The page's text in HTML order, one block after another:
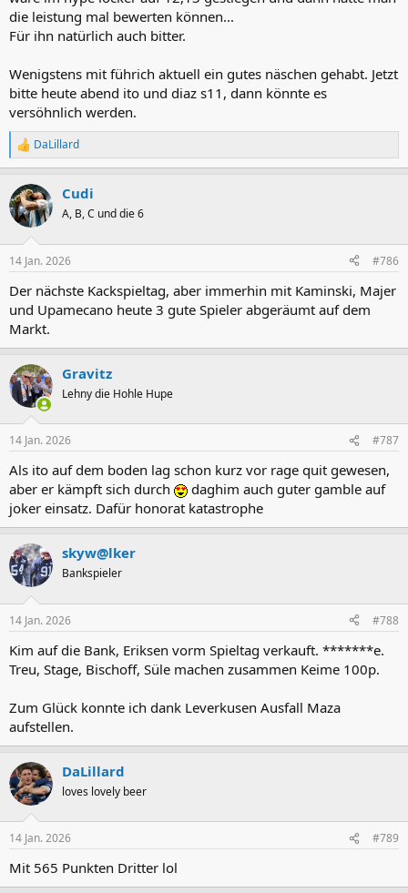
die leistung mal bewerten können...
Für ihn natürlich auch bitter.
Wenigstens mit führich aktuell ein gutes näschen gehabt. Jetzt
bitte heute abend ito und diaz s11, dann könnte es
versöhnlich werden.
R
e
k
t
i
e
:
DaLillard
Cudi
A, B, C und die 6
14 Jan. 2026 #786
Der nächste Kackspieltag, aber immerhin mit Kaminski, Majer
und Upamecano heute 3 gute Spieler abgeräumt auf dem
Markt.
Gravitz
Lehny die Hohle Hupe
14 Jan. 2026 #787
Als ito auf dem boden lag schon kurz vor rage quit gewesen,
aber er kämpft sich durch
daghim auch guter gamble auf
joker einsatz. Dafür honorat katastrophe
skyw@lker
Bankspieler
14 Jan. 2026 #788
Kim auf die Bank, Eriksen vorm Spieltag verkauft. *******e.
Treu, Stage, Bischoff, Süle machen zusammen Keime 100p.
Zum Glück konnte ich dank Leverkusen Ausfall Maza
aufstellen.
DaLillard
loves lovely beer
14 Jan. 2026 #789
Mit 565 Punkten Dritter lol